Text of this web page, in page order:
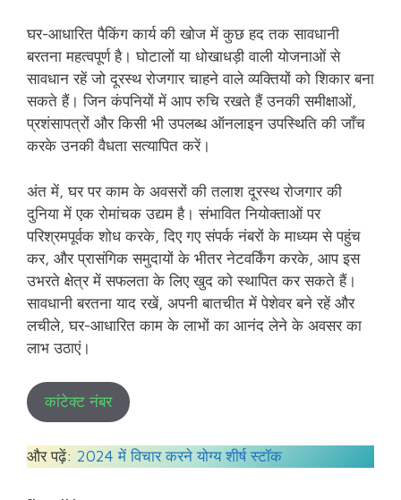
घर-आधारित पैकिंग कार्य की खोज में कुछ हद तक सावधानी
बरतना महत्वपूर्ण है। घोटालों या धोखाधड़ी वाली योजनाओं से
सावधान रहें जो दूरस्थ रोजगार चाहने वाले व्यक्तियों को शिकार बना
सकते हैं। जिन कंपनियों में आप रुचि रखते हैं उनकी समीक्षाओं,
प्रशंसापत्रों और किसी भी उपलब्ध ऑनलाइन उपस्थिति की जाँच
करके उनकी वैधता सत्यापित करें।
अंत में, घर पर काम के अवसरों की तलाश दूरस्थ रोजगार की
दुनिया में एक रोमांचक उद्यम है। संभावित नियोक्ताओं पर
परिश्रमपूर्वक शोध करके, दिए गए संपर्क नंबरों के माध्यम से पहुंच
कर, और प्रासंगिक समुदायों के भीतर नेटवर्किंग करके, आप इस
उभरते क्षेत्र में सफलता के लिए खुद को स्थापित कर सकते हैं।
सावधानी बरतना याद रखें, अपनी बातचीत में पेशेवर बने रहें और
लचीले, घर-आधारित काम के लाभों का आनंद लेने के अवसर का
लाभ उठाएं।
कांटेक्ट नंबर
और पढ़ें: 2024 में विचार करने योग्य शीर्ष स्टॉक